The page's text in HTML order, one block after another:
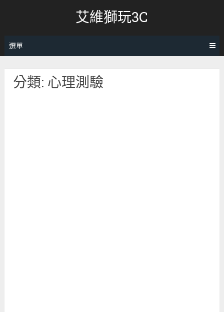
艾維獅玩3C
選單
分類: 心理測驗